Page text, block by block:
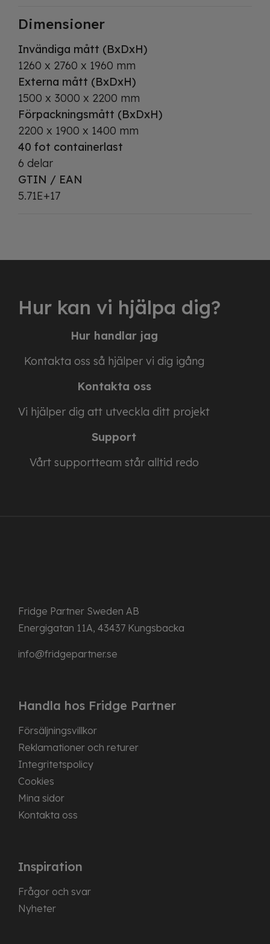
Dimensioner
Invändiga mått (BxDxH)
1260 x 2760 x 1960 mm
Externa mått (BxDxH)
1500 x 3000 x 2200 mm
Förpackningsmått (BxDxH)
2200 x 1900 x 1400 mm
40 fot containerlast
6 delar
GTIN / EAN
5.71E+17
Hur kan vi hjälpa dig?
Hur handlar jag
Kontakta oss så hjälper vi dig igång
Kontakta oss
Vi hjälper dig att utveckla ditt projekt
Support
Vårt supportteam står alltid redo
Fridge Partner Sweden AB
Energigatan 11A, 43437 Kungsbacka
info@fridgepartner.se
Handla hos Fridge Partner
Försäljningsvillkor
Reklamationer och returer
Integritetspolicy
Cookies
Mina sidor
Kontakta oss
Inspiration
Frågor och svar
Nyheter